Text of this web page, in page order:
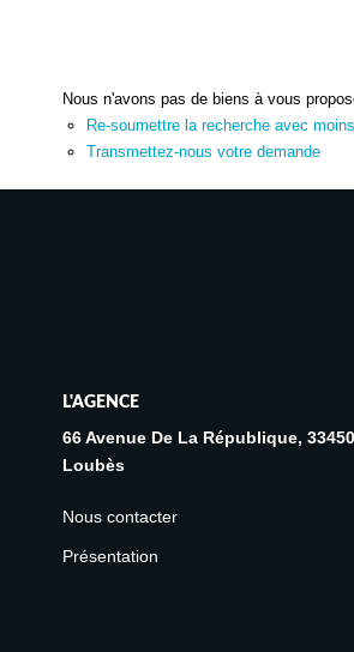
Nous n'avons pas de biens à vous
Re-soumettre la recherche avec
Transmettez-nous votre demande
L'AGENCE
66 Avenue De La République,
Loubès
Nous contacter
Présentation